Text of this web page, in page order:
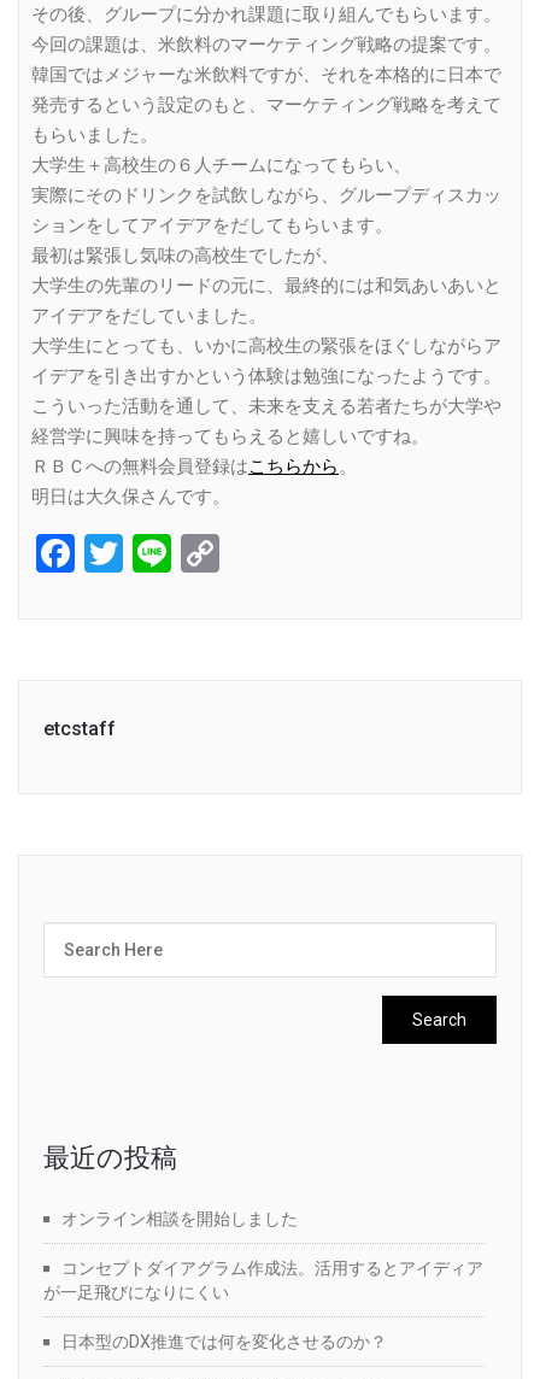
その後、グループに分かれ課題に取り組んでもらいます。
今回の課題は、米飲料のマーケティング戦略の提案です。
韓国ではメジャーな米飲料ですが、それを本格的に日本で
発売するという設定のもと、マーケティング戦略を考えて
もらいました。
大学生＋高校生の６人チームになってもらい、
実際にそのドリンクを試飲しながら、グループディスカッ
ションをしてアイデアをだしてもらいます。
最初は緊張し気味の高校生でしたが、
大学生の先輩のリードの元に、最終的には和気あいあいと
アイデアをだしていました。
大学生にとっても、いかに高校生の緊張をほぐしながらア
イデアを引き出すかという体験は勉強になったようです。
こういった活動を通して、未来を支える若者たちが大学や
経営学に興味を持ってもらえると嬉しいですね。
ＲＢＣへの無料会員登録はこちらから。
明日は大久保さんです。
Facebook
Twitter
Line
etcstaff
最近の投稿
オンライン相談を開始しました
コンセプトダイアグラム作成法。活用するとアイディア
が一足飛びになりにくい
日本型のDX推進では何を変化させるのか？